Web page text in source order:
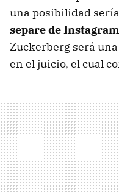
una posibilidad
separe de
Zuckerberg será
en el juicio, el cual